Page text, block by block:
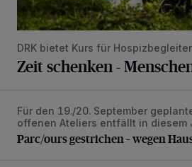
DRK bietet Kurs für
Zeit schenken -
Parc/ours gestrichen – wegen
Für den 19./20. September
offenen Ateliers entfällt in diesem
Parc/ours gestrichen – wegen